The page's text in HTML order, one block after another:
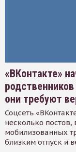
«ВКонтакте»
они требуют
Соцсеть
несколько
мобилизованных
близким отпуск и